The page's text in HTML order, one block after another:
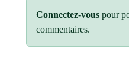
Connectez-vous pour
commentaires.